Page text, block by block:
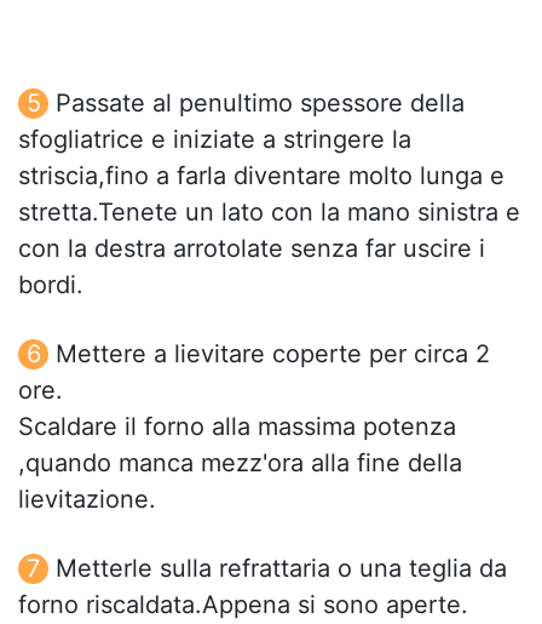
Passate al penultimo spessore della
sfogliatrice e iniziate a stringere la
striscia,fino a farla diventare molto lunga e
stretta.Tenete un lato con la mano sinistra e
con la destra arrotolate senza far uscire i
bordi.
Mettere a lievitare coperte per circa 2
ore.
Scaldare il forno alla massima potenza
,quando manca mezz'ora alla fine della
lievitazione.
Metterle sulla refrattaria o una teglia da
forno riscaldata.Appena si sono aperte.